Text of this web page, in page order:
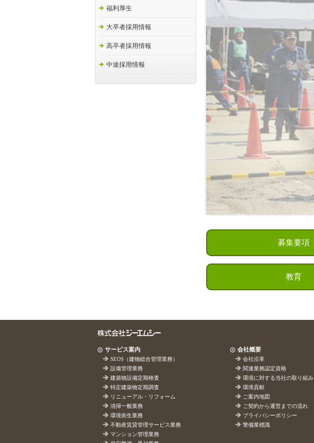
募集要項
教育
福利厚生
大卒者採用情報
高卒者採用情報
中途採用情報
サービス案内
SEOS（建物総合管理業務）
設備管理業務
建築物設備定期検査
特定建築物定期調査
リニューアル・リフォーム
清掃一般業務
環境衛生業務
不動産賃貸管理サービス業務
マンション管理業務
会社概要
会社沿革
関連業務認定資格
環境に対する当社の取り組み
環境貢献
ご案内地図
ご契約から運営までの流れ
プライバシーポリシー
警備業標識